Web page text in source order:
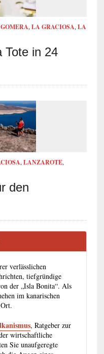
, LA GRACIOSA, LA
Tote in 24
, LANZAROTE,
den
verlässlichen
tiefgründige
der „Isla Bonita“. Als
im kanarischen
, Ratgeber zur
wirtschaftliche
Sie unaufgeregte